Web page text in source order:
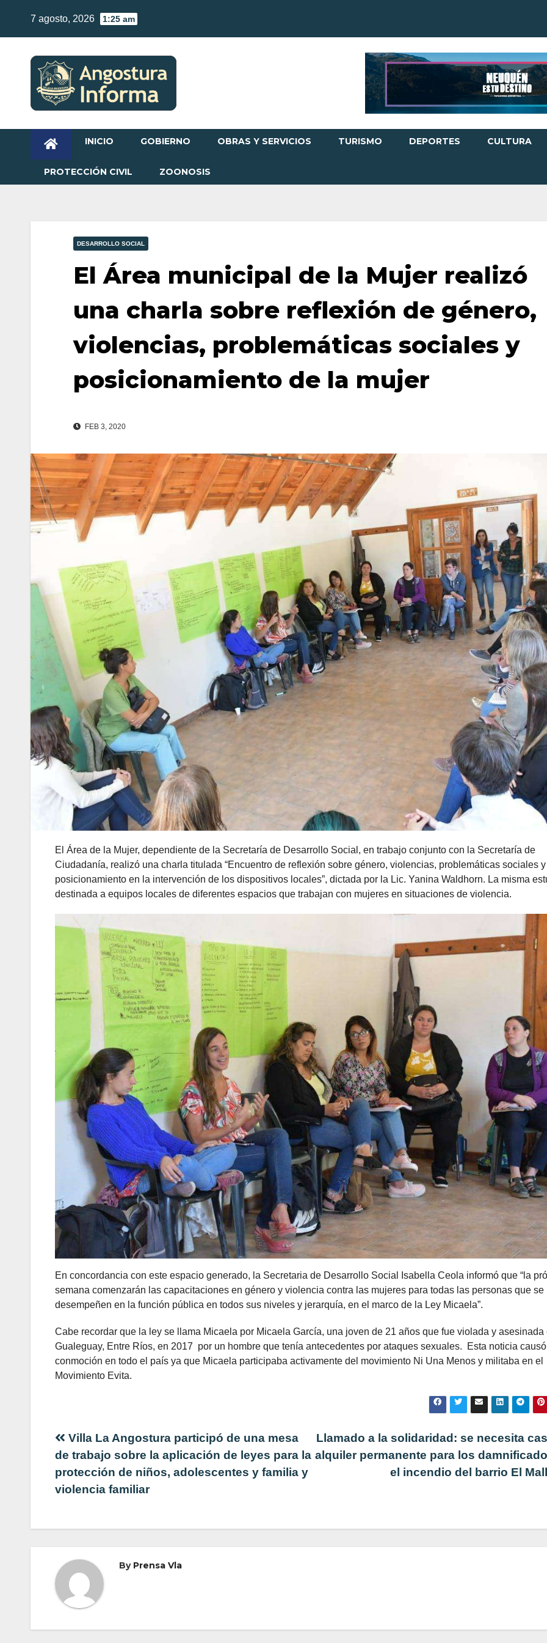
content
7 agosto, 2026 1:25 am
INICIO GOBIERNO OBRAS Y SERVICIOS TURISMO DEPORTES CULTURA
PROTECCIÓN CIVIL ZOONOSIS
DESARROLLO SOCIAL
El Área municipal de la Mujer realizó
una charla sobre reflexión de género,
violencias, problemáticas sociales y
posicionamiento de la mujer
FEB 3, 2020
El Área de la Mujer, dependiente de la Secretaría de Desarrollo Social, en trabajo conjunto con la Secretaría de
Ciudadanía, realizó una charla titulada “Encuentro de reflexión sobre género, violencias, problemáticas sociales y
posicionamiento en la intervención de los dispositivos locales”, dictada por la Lic. Yanina Waldhorn. La misma
destinada a equipos locales de diferentes espacios que trabajan con mujeres en situaciones de violencia.
En concordancia con este espacio generado, la Secretaria de Desarrollo Social Isabella Ceola informó que “la
semana comenzarán las capacitaciones en género y violencia contra las mujeres para todas las personas que se
desempeñen en la función pública en todos sus niveles y jerarquía, en el marco de la Ley Micaela”.
Cabe recordar que la ley se llama Micaela por Micaela García, una joven de 21 años que fue violada y asesinada
Gualeguay, Entre Ríos, en 2017 por un hombre que tenía antecedentes por ataques sexuales. Esta noticia
conmoción en todo el país ya que Micaela participaba activamente del movimiento Ni Una Menos y militaba en el
Movimiento Evita.
Navegación
de
Llamado a la solidaridad: se necesita
alquiler permanente para los
el incendio del barrio El
Villa La Angostura participó de una mesa
de trabajo sobre la aplicación de leyes para la
protección de niños, adolescentes y familia y
violencia familiar
By Prensa Vla